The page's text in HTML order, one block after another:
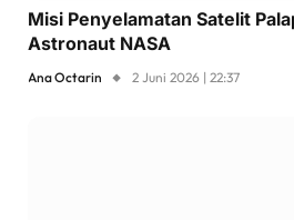
Misi Penyelamatan Satelit
Astronaut NASA
Ana Octarin 2 Juni 2026 | 22:37